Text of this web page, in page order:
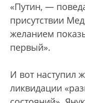
«Путин, —
присутствии
желанием
первый».
И вот наступил
ликвидации